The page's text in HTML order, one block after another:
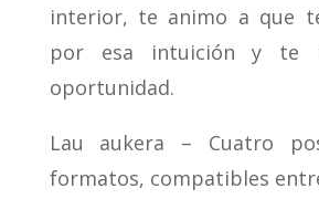
interior, te animo a que
por esa intuición y te
oportunidad.
Lau aukera – Cuatro
formatos, compatibles